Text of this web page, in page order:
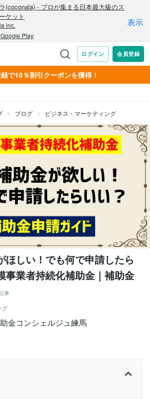
で10％割引クーポンを獲得！
ブログ ビジネス・マーケティング
ほしい！でも何で申請したら
事業者持続化補助金｜補助金
記事
グ
金コンシェルジュ練馬